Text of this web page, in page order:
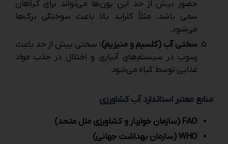
حضور بیش از حد این یون‌ها می‌تواند برای گیاهان
سمی باشد. مثلاً کلراید بالا باعث سوختگی برگ‌ها
می‌شود.
سختی آب (کلسیم و منیزیم): سختی بیش از حد باعث
رسوب در سیستم‌های آبیاری و اختلال در جذب مواد
غذایی توسط گیاه می‌شود.
منابع معتبر استاندارد آب کشاورزی
FAO (سازمان خواربار و کشاورزی ملل متحد)
WHO (سازمان بهداشت جهانی)